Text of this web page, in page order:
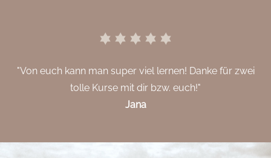
"Von euch kann man super viel lernen! Danke für zwei
tolle Kurse mit dir bzw. euch!"
Jana